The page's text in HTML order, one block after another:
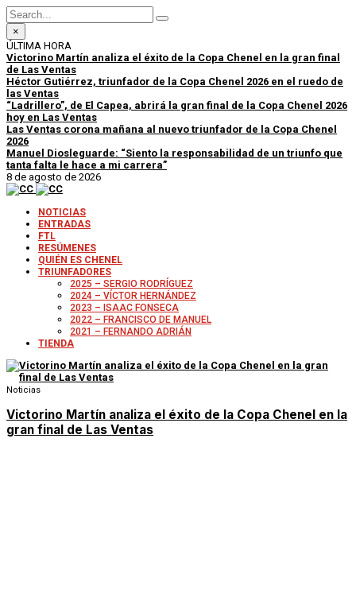
×
ÚLTIMA HORA
Victorino Martín analiza el éxito de la Copa Chenel en la gran final
de Las Ventas
Héctor Gutiérrez, triunfador de la Copa Chenel 2026 en el ruedo de
las Ventas
“Ladrillero”, de El Capea, abrirá la gran final de la Copa Chenel 2026
hoy en Las Ventas
Las Ventas corona mañana al nuevo triunfador de la Copa Chenel
2026
Manuel Diosleguarde: “Siento la responsabilidad de un triunfo que
tanta falta le hace a mi carrera”
8 de agosto de 2026
NOTICIAS
ENTRADAS
FTL
RESÚMENES
QUIÉN ES CHENEL
TRIUNFADORES
2025 – SERGIO RODRÍGUEZ
2024 – VÍCTOR HERNÁNDEZ
2023 – ISAAC FONSECA
2022 – FRANCISCO DE MANUEL
2021 – FERNANDO ADRIÁN
TIENDA
Noticias
Victorino Martín analiza el éxito de la Copa Chenel en la
gran final de Las Ventas